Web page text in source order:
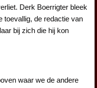
Derk Boerrigter bleek
toevallig, de redactie van
bij zich die hij kon
waar we de andere